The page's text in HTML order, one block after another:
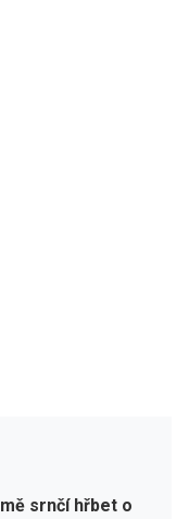
srnčí hřbet o